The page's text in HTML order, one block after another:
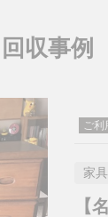
回収事例
ご利
家
【